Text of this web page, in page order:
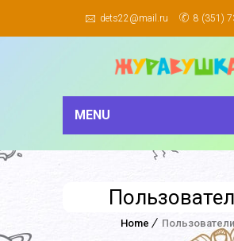
dets22@mail.ru 8 (351)
MENU
Home Пользователи